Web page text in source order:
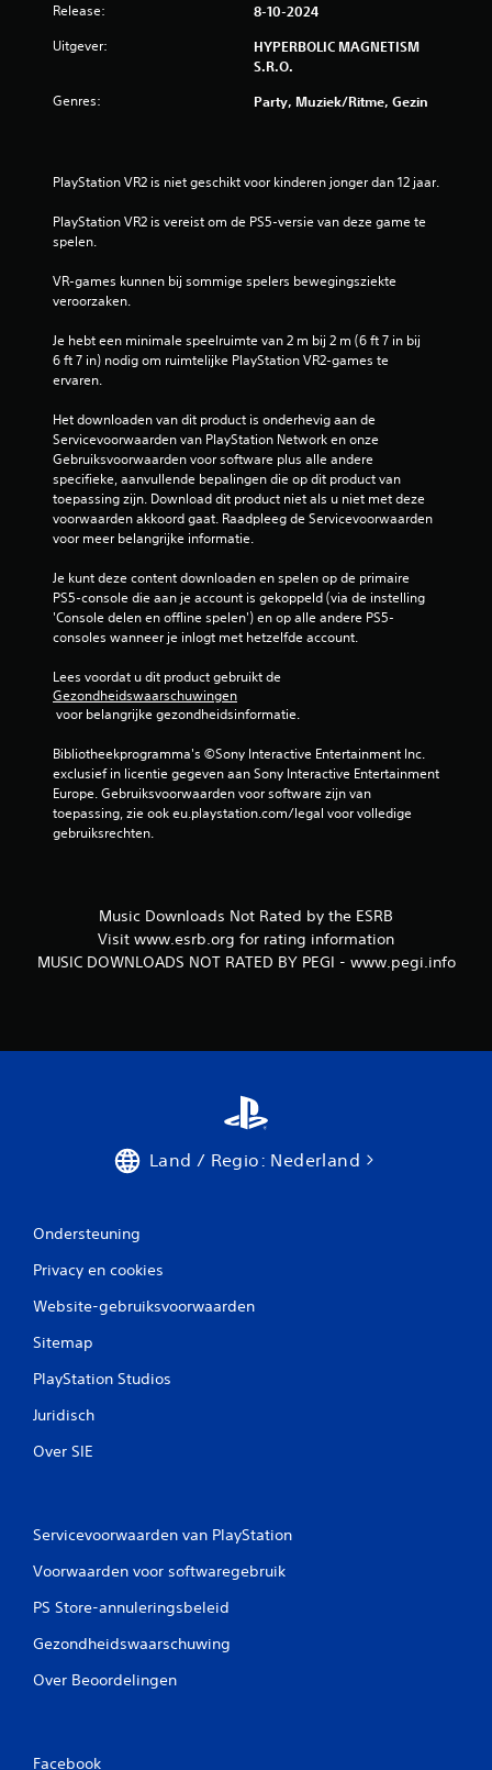
Release: 8-10-2024
Uitgever:
HYPERBOLIC MAGNETISM
S.R.O.
Genres: Party, Muziek/ritme, Gezin
PlayStation VR2 is niet geschikt voor kinderen jonger dan 12 jaar.
PlayStation VR2 is vereist om de PS5-versie van deze game te
spelen.
VR-games kunnen bij sommige spelers bewegingsziekte
veroorzaken.
Je hebt een minimale speelruimte van 2 m bij 2 m (6 ft 7 in bij
6 ft 7 in) nodig om ruimtelijke PlayStation VR2-games te
ervaren.
Het downloaden van dit product is onderhevig aan de
Servicevoorwaarden van PlayStation Network en onze
Gebruiksvoorwaarden voor software plus alle andere
specifieke, aanvullende bepalingen die op dit product van
toepassing zijn. Download dit product niet als u niet met deze
voorwaarden akkoord gaat. Raadpleeg de Servicevoorwaarden
voor meer belangrijke informatie.
Je kunt deze content downloaden en spelen op de primaire
PS5-console die aan je account is gekoppeld (via de instelling
'Console delen en offline spelen') en op alle andere PS5-
consoles wanneer je inlogt met hetzelfde account.
Lees voordat u dit product gebruikt de
Gezondheidswaarschuwingen
voor belangrijke gezondheidsinformatie.
Bibliotheekprogramma's ©Sony Interactive Entertainment Inc.
exclusief in licentie gegeven aan Sony Interactive Entertainment
Europe. Gebruiksvoorwaarden voor software zijn van
toepassing, zie ook eu.playstation.com/legal voor volledige
gebruiksrechten.
Music Downloads Not Rated by the ESRB
Visit www.esrb.org for rating information
MUSIC DOWNLOADS NOT RATED BY PEGI - www.pegi.info
Land / Regio: Nederland
Ondersteuning
Privacy en cookies
Website-gebruiksvoorwaarden
Sitemap
PlayStation Studios
Juridisch
Over SIE
Servicevoorwaarden van PlayStation
Voorwaarden voor softwaregebruik
PS Store-annuleringsbeleid
Gezondheidswaarschuwing
Over Beoordelingen
Facebook